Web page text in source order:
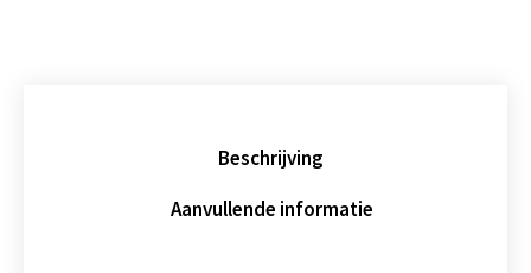
Beschrijving
Aanvullende informatie